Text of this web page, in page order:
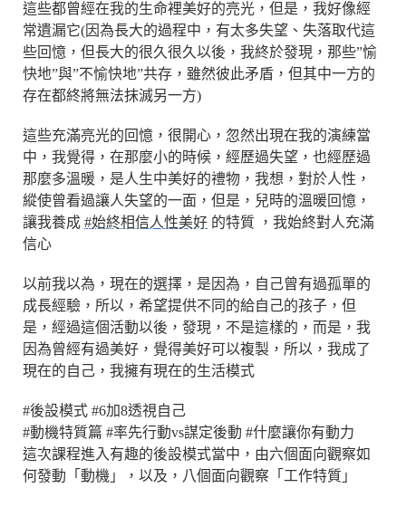
這些都曾經在我的生命裡美好的亮光，但是，我好像經
常遺漏它(因為長大的過程中，有太多失望、失落取代這
些回憶，但長大的很久很久以後，我終於發現，那些”愉
快地”與”不愉快地”共存，雖然彼此矛盾，但其中一方的
存在都終將無法抹滅另一方)
這些充滿亮光的回憶，很開心，忽然出現在我的演練當
中，我覺得，在那麼小的時候，經歷過失望，也經歷過
那麼多溫暖，是人生中美好的禮物，我想，對於人性，
縱使曾看過讓人失望的一面，但是，兒時的溫暖回憶，
讓我養成 #始終相信人性美好 的特質 ，我始終對人充滿
信心
以前我以為，現在的選擇，是因為，自己曾有過孤單的
成長經驗，所以，希望提供不同的給自己的孩子，但
是，經過這個活動以後，發現，不是這樣的，而是，我
因為曾經有過美好，覺得美好可以複製，所以，我成了
現在的自己，我擁有現在的生活模式
#後設模式 #6加8透視自己
#動機特質篇 #率先行動vs謀定後動 #什麼讓你有動力
這次課程進入有趣的後設模式當中，由六個面向觀察如
何發動「動機」，以及，八個面向觀察「工作特質」